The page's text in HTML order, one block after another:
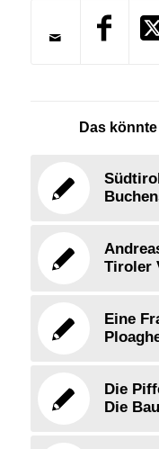
Das
Tiroler
Eine
Die
Die